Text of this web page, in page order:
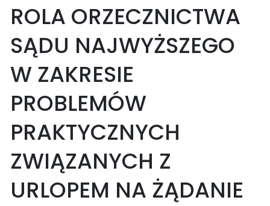
ROLA ORZECZNICTWA
SĄDU NAJWYŻSZEGO
W ZAKRESIE
PROBLEMÓW
PRAKTYCZNYCH
ZWIĄZANYCH Z
URLOPEM NA ŻĄDANIE